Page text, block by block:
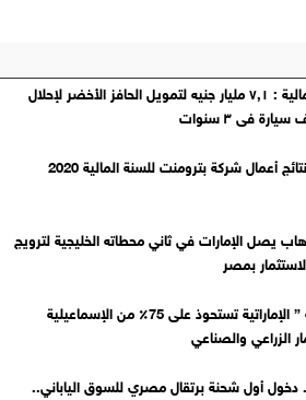
وزير المالية : ٧,١ مليار جنيه لتمويل الحافز الأخضر لإحلال
أعمال شركة بترومنت للسنة المالية 2020
يصل الإمارات في ثاني محطاته الخليجية لترويج
بمصر
” أغذية ” الإماراتية تستحوذ على 75٪ من الإسماعيلية
الزراعي والصناعي
دخول أول شحنة برتقال مصري للسوق الياباني..